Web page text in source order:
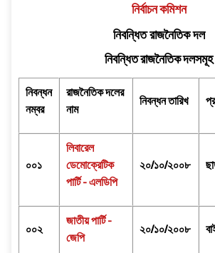
নির্বাচন কমিশন
নিবন্ধিত রাজনৈতিক দল
নিবন্ধিত রাজনৈতিক দলসমূহ
নিবন্ধন
নম্বর
রাজনৈতিক দলের
নাম
নিবন্ধন তারিখ
০০১
লিবারেল
ডেমোক্রেটিক
পার্টি - এলডিপি
২০/১০/২০০৮
০০২
জাতীয় পার্টি -
জেপি
২০/১০/২০০৮